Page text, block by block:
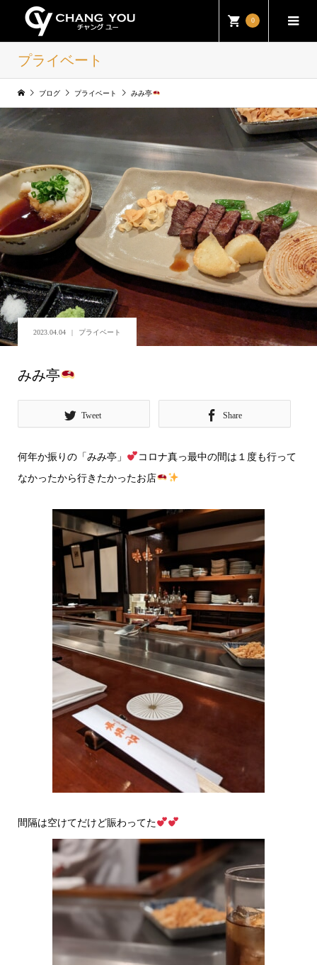
0
プライベート
ブログ プライベート みみ亭
2023.04.04 プライベート
みみ亭
Tweet Share
何年か振りの「みみ亭」
コロナ真っ最中の間は１度も行って
なかったから行きたかったお店
間隔は空けてだけど賑わってた